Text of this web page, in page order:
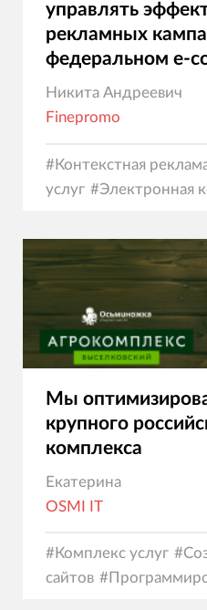
управлять
рекламных
федеральном e-
Никита Андреевич
Finepromo
#Контекстная
услуг #Электронная
Мы
крупного
комплекса
Екатерина
OSMI IT
#Комплекс услуг #
сайтов #